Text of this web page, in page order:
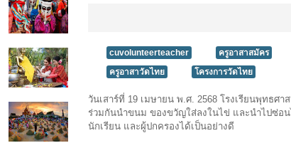
cuvolunteerteacher ครูอาสาสมัคร
ครูอาสาวัดไทย
โครงการวัดไทย
วันเสาร์ที่ 19 เมษายน พ.ศ. 2568 โรงเรียนพุทธ
ร่วมกันนำขนม ของขวัญใส่ลงในไข่ และนำไปซ่อ
นักเรียน และผู้ปกครองได้เป็นอย่างดี